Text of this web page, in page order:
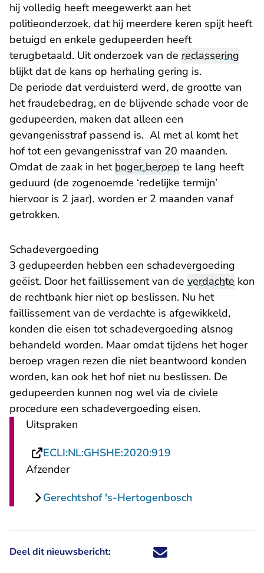
hij volledig heeft meegewerkt aan het
politieonderzoek, dat hij meerdere keren spijt heeft
betuigd en enkele gedupeerden heeft
terugbetaald. Uit onderzoek van de reclassering
blijkt dat de kans op herhaling gering is.
De periode dat verduisterd werd, de grootte van
het fraudebedrag, en de blijvende schade voor de
gedupeerden, maken dat alleen een
gevangenisstraf passend is. Al met al komt het
hof tot een gevangenisstraf van 20 maanden.
Omdat de zaak in hethoger beroep te lang heeft
geduurd (de zogenoemde ‘redelijke termijn’
hiervoor is 2 jaar), worden er 2 maanden vanaf
getrokken.
Schadevergoeding
3 gedupeerden hebben een schadevergoeding
geëist. Door het faillissement van de verdachte kon
de rechtbank hier niet op beslissen. Nu het
faillissement van de verdachte is afgewikkeld,
konden die eisen tot schadevergoeding alsnog
behandeld worden. Maar omdat tijdens het hoger
beroep vragen rezen die niet beantwoord konden
worden, kan ook het hof niet nu beslissen. De
gedupeerden kunnen nog wel via de civiele
procedure een schadevergoeding eisen.
Uitspraken
ECLI:NL:GHSHE:2020:919
Afzender
Gerechtshof 's-Hertogenbosch
Deel dit nieuwsbericht: Deel dit nieuwsbericht via X -
Deel dit nieuwsbericht via
Deel dit nieuwsbericht
Deel dit